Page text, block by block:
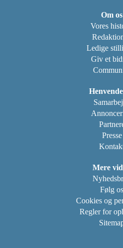
Om os
Vores
Ledige
Giv et
Presse
Mere
Følg os
Cookies og
Regler for